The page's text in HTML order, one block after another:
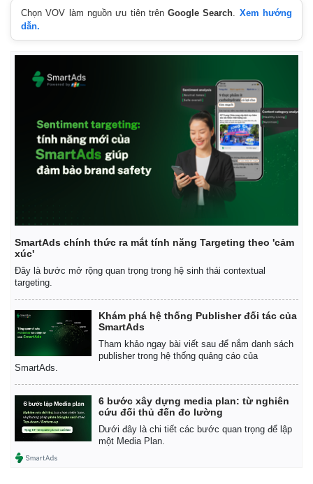
Chọn VOV làm nguồn ưu tiên trênGoogle Search. Xem hướng
dẫn.
SmartAds chính thức ra mắt tính năng Targeting theo 'cảm
xúc'
Đây là bước mở rộng quan trọng trong hệ sinh thái contextual
targeting.
Khám phá hệ thống Publisher đối tác của
SmartAds
Tham khảo ngay bài viết sau để nắm danh sách
publisher trong hệ thống quảng cáo của
SmartAds.
6 bước xây dựng media plan: từ nghiên
cứu đối thủ đến đo lường
Dưới đây là chi tiết các bước quan trọng để lập
một Media Plan.